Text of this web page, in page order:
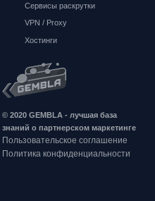
Сервисы раскрутки
VPN / Proxy
Хостинги
© 2020 GEMBLA - лучшая база
знаний о партнерском маркетинге
Пользовательское соглашение
Политика конфиденциальности